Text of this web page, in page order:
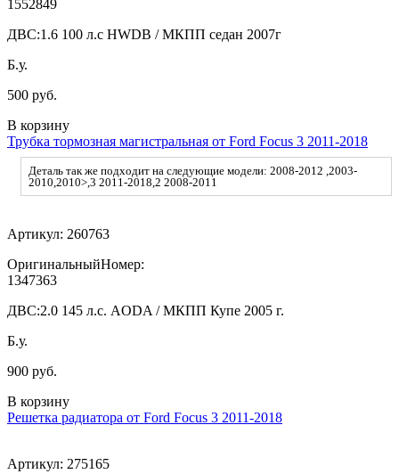
1552849
ДВС:1.6 100 л.с HWDB / МКПП седан 2007г
Б.у.
500 руб.
В корзину
Трубка тормозная магистральная от Ford Focus 3 2011-2018
Деталь так же подходит на следующие модели: 2008-2012 ,2003-
2010,2010>,3 2011-2018,2 2008-2011
Артикул: 260763
ОригинальныйНомер:
1347363
ДВС:2.0 145 л.с. AODA / МКПП Купе 2005 г.
Б.у.
900 руб.
В корзину
Решетка радиатора от Ford Focus 3 2011-2018
Артикул: 275165